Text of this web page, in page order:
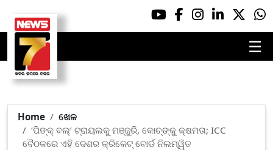
☰
Home
ଖେଳ
‘ପିଙ୍କ୍ ବଲ୍’ ଟ୍ରାୟଲକୁ ମଞ୍ଜୁରି, କୋଚ୍‌ଙ୍କୁ କ୍ଷମତା; ICC
ବୈଠକରେ ଏହି ଦେଶର କ୍ରିକେଟ୍ ବୋର୍ଡ ନିଲମ୍ୱିତ